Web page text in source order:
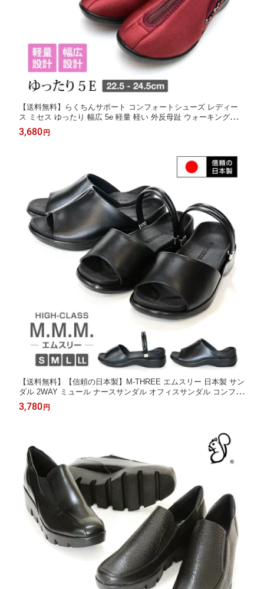
【送料無料】らくちんサポート コンフォートシューズ レディー
ス ミセス ゆったり 幅広 5e 軽量 軽い 外反母趾 ウォーキングシュ
ーズ 歩きやすい 黒 ブラック リハビリ 介護シューズ デイケア 履
かせやすい 室内 プレゼント 敬老の日 hg-531-565
3,680 円
【送料無料】【信頼の日本製】M-THREE エムスリー 日本製 サン
ダル 2WAY ミュール ナースサンダル オフィスサンダル コンフォ
ートサンダル 低反発 ストラップサンダル 室内履き オフィス レデ
ィース ブラック Ark-Shoes アークシューズ nm-51-53
3,780 円